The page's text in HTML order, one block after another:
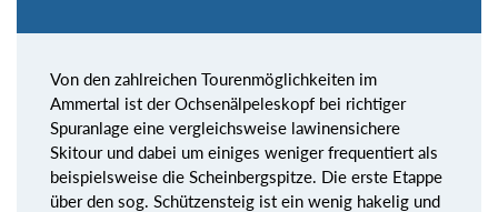
Von den zahlreichen Tourenmöglichkeiten im
Ammertal ist der Ochsenälpeleskopf bei richtiger
Spuranlage eine vergleichsweise lawinensichere
Skitour und dabei um einiges weniger frequentiert als
beispielsweise die Scheinbergspitze. Die erste Etappe
über den sog. Schützensteig ist ein wenig hakelig und